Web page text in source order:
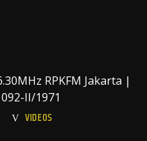
RPKFM Jakarta |
II/1971
VIDEOS